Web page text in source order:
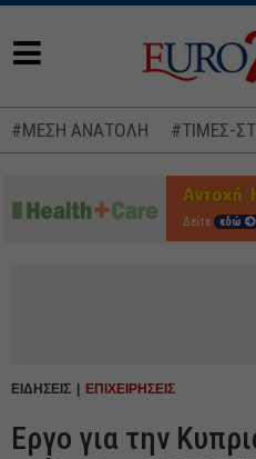
#ΜΕΣΗ ΑΝΑΤΟΛΗ #ΤΙΜΕΣ-
Δείτε εδώ
ΕΙΔΗΣΕΙΣ ΕΠΙΧΕΙΡΗΣΕΙΣ
Εργο για την